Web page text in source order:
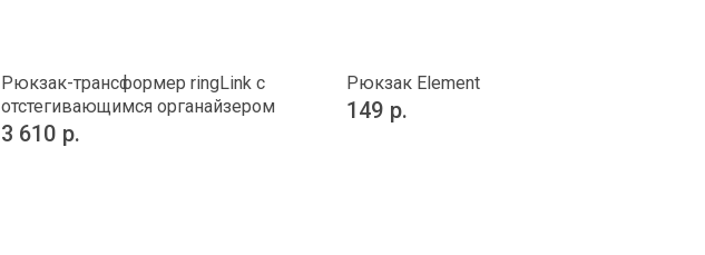
Рюкзак-трансформер ringLink с
отстегивающимся органайзером
3 610 р.
Рюкзак Element
149 р.